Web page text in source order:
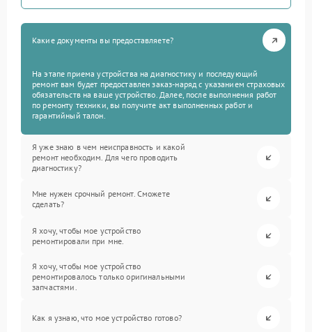
Какие документы вы предоставляете?
На этапе приема устройства на диагностику и последующий
ремонт вам будет предоставлен заказ-наряд с указанием страховых
обязательств на ваше устройство. Далее, после выполнения работ
по ремонту техники, вы получите акт выполненных работ и
гарантийный талон.
Я уже знаю в чем неисправность и какой
ремонт необходим. Для чего проводить
диагностику?
Мне нужен срочный ремонт. Сможете
сделать?
Я хочу, чтобы мое устройство
ремонтировали при мне.
Я хочу, чтобы мое устройство
ремонтировалось только оригинальными
запчастями.
Как я узнаю, что мое устройство готово?